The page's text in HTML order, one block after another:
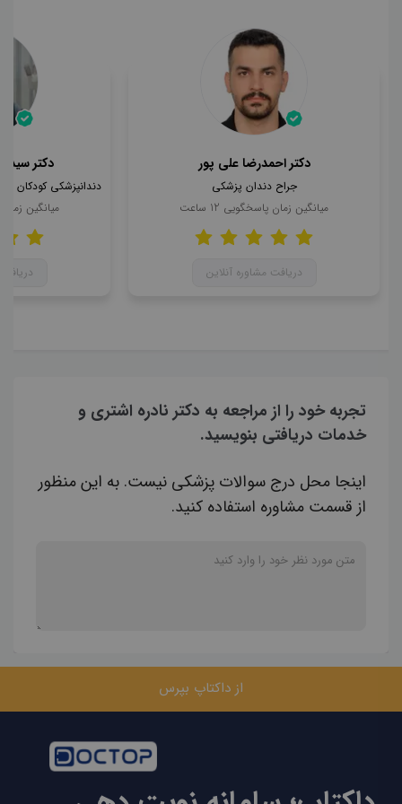
دکتر احمدرضا علی پور
جراح دندان پزشکی
میانگین زمان پاسخگویی 12 ساعت
دریافت مشاوره آنلاین
دکتر سید
میانگین
تجربه خود را از مراجعه به دکتر نادره اشتری و
خدمات دریافتی بنویسید.
اینجا محل درج سوالات پزشکی نیست. به این منظور
از قسمت مشاوره استفاده کنید.
از داکتاپ بپرس